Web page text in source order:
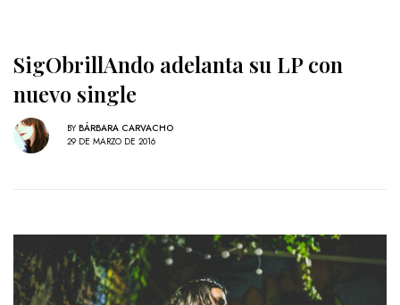
SigObrillAndo adelanta su LP con
nuevo single
BY BÁRBARA CARVACHO
29 DE MARZO DE 2016